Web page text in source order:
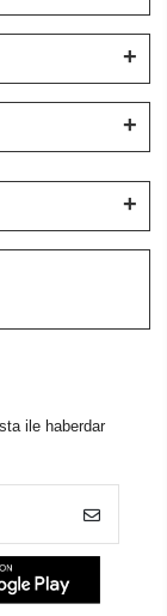
ile haberdar